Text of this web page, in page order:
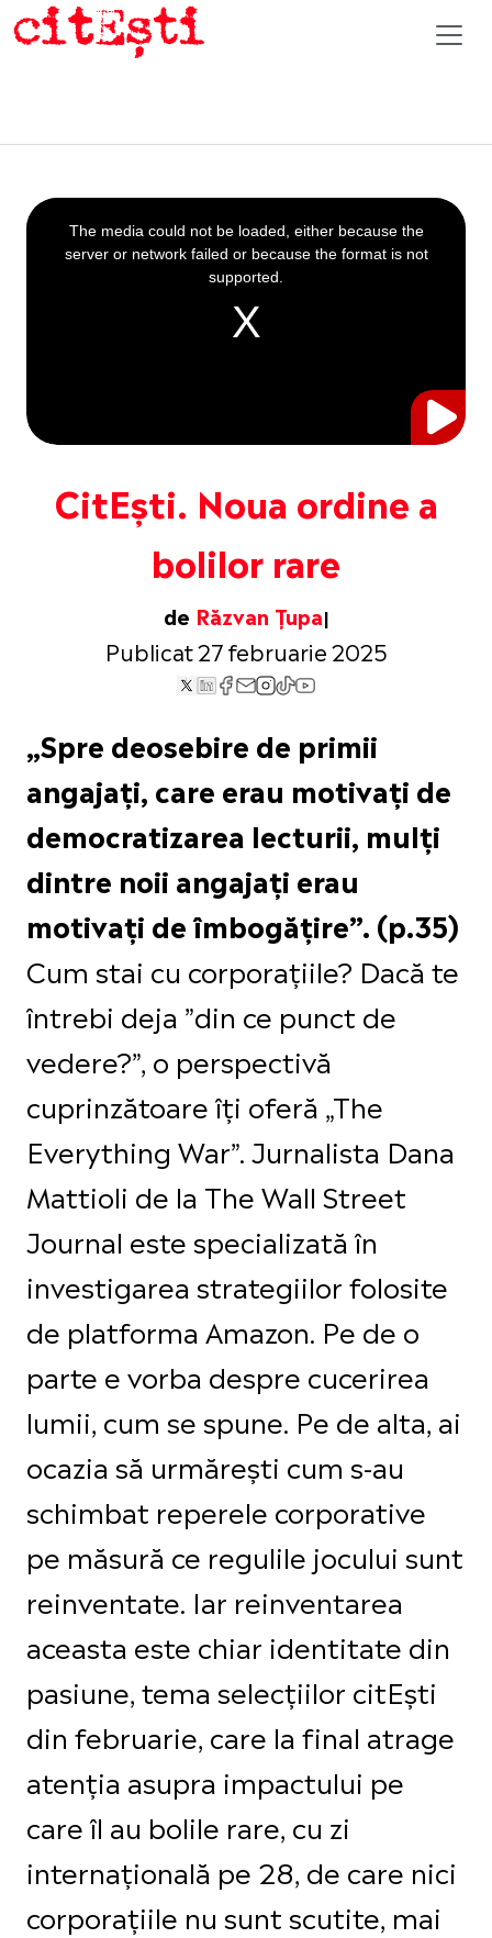
CitEști. Noua ordine a
bolilor rare
de Răzvan Țupa
Publicat 27 februarie 2025
This
is
a
The media could not be loaded, either because the
server or network failed or because the format is not
supported.
„Spre deosebire de primii
angajați, care erau motivați de
democratizarea lecturii, mulți
dintre noii angajați erau
motivați de îmbogățire”. (p.35)
Cum stai cu corporațiile? Dacă te
întrebi deja ”din ce punct de
vedere?”, o perspectivă
cuprinzătoare îți oferă „The
Everything War”. Jurnalista Dana
Mattioli de la The Wall Street
Journal este specializată în
investigarea strategiilor folosite
de platforma Amazon. Pe de o
parte e vorba despre cucerirea
lumii, cum se spune. Pe de alta, ai
ocazia să urmărești cum s-au
schimbat reperele corporative
pe măsură ce regulile jocului sunt
reinventate. Iar reinventarea
aceasta este chiar identitate din
pasiune, tema selecțiilor citEști
din februarie, care la final atrage
atenția asupra impactului pe
care îl au bolile rare, cu zi
internațională pe 28, de care nici
corporațiile nu sunt scutite, mai